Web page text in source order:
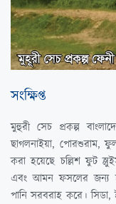
সংক্ষিপ্ত
মুহুরী সেচ প্রকল্প
ছাগলনাইয়া, পোরশুরাম,
করা হয়েছে চল্লিশ ফুট
এবং আমন ফসলের জন্য
পানি সরবরাহ করে। সিডা,